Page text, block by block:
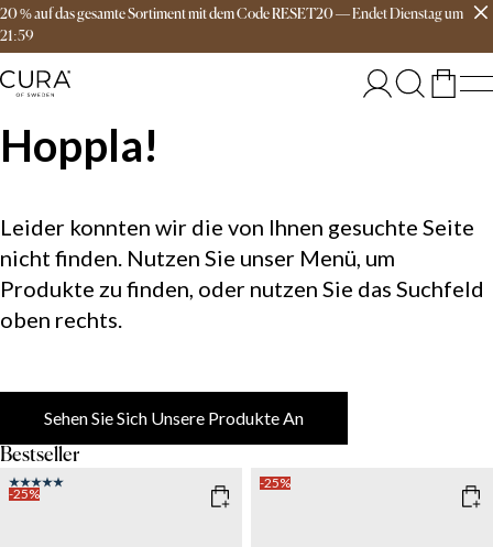
20 % auf das gesamte Sortiment mit dem Code RESET20—EndetDienstagum
21:59
Hoppla!
Leider konnten wir die von Ihnen gesuchte Seite
nicht finden. Nutzen Sie unser Menü, um
Produkte zu finden, oder nutzen Sie das Suchfeld
oben rechts.
Sehen Sie Sich Unsere Produkte An
Bestseller
-25%
-25%